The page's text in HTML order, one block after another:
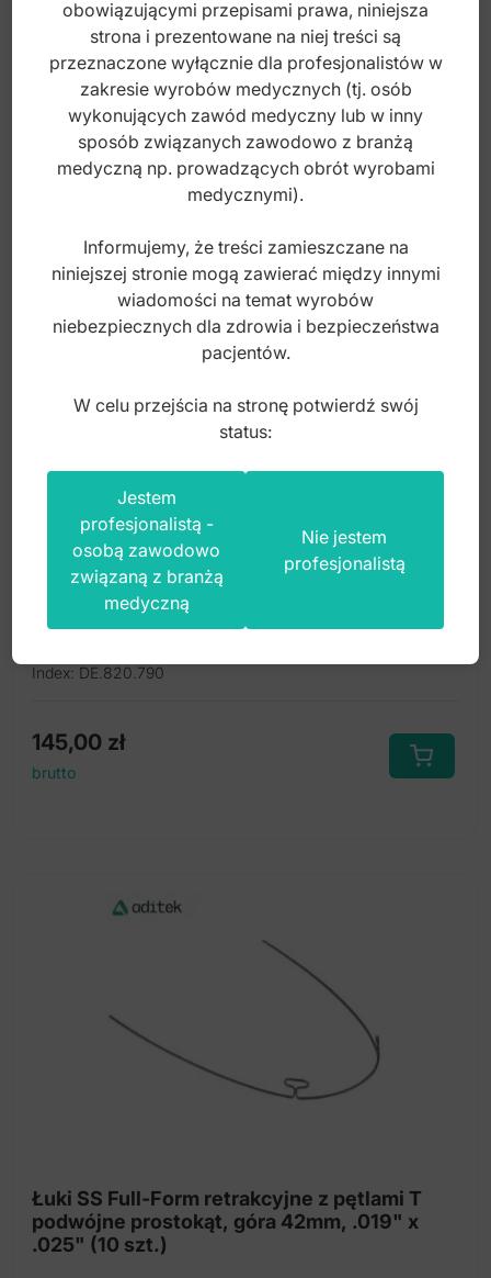
2,70zł
Kleszcze ekstrakcyjne anatomiczne do
zębów mądrości dolnych fig. 79
Index: DE.820.790
145,00 zł
brutto
Łuki SS Full-Form retrakcyjne z pętlami T
podwójne prostokąt, góra 42mm, .019" x
.025" (10 szt.)
obowiązującymi przepisami prawa, niniejsza
strona i prezentowane na niej treści są
przeznaczone wyłącznie dla profesjonalistów w
zakresie wyrobów medycznych (tj. osób
wykonujących zawód medyczny lub w inny
sposób związanych zawodowo z branżą
medyczną np. prowadzących obrót wyrobami
medycznymi).
Informujemy, że treści zamieszczane na
niniejszej stronie mogą zawierać między innymi
wiadomości na temat wyrobów
niebezpiecznych dla zdrowia i bezpieczeństwa
pacjentów.
W celu przejścia na stronę potwierdź swój
status:
Jestem
profesjonalistą -
osobą zawodowo
związaną z branżą
medyczną
Nie jestem
profesjonalistą